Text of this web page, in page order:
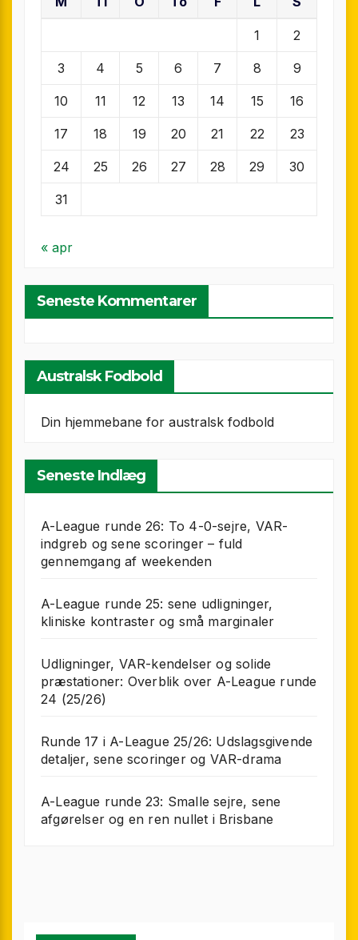
1 2
3 4 5 6 7 8 9
10 11 12 13 14 15 16
17 18 19 20 21 22 23
24 25 26 27 28 29 30
31
« apr
Seneste Kommentarer
Australsk Fodbold
Din hjemmebane for australsk fodbold
Seneste Indlæg
A-League runde 26: To 4-0-sejre, VAR-
indgreb og sene scoringer – fuld
gennemgang af weekenden
A-League runde 25: sene udligninger,
kliniske kontraster og små marginaler
Udligninger, VAR-kendelser og solide
præstationer: Overblik over A-League runde
24 (25/26)
Runde 17 i A-League 25/26: Udslagsgivende
detaljer, sene scoringer og VAR-drama
A-League runde 23: Smalle sejre, sene
afgørelser og en ren nullet i Brisbane